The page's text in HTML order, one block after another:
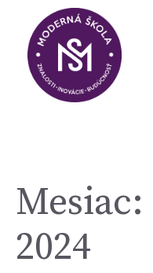
Preskočiť
obsah
Mesiac:
2024